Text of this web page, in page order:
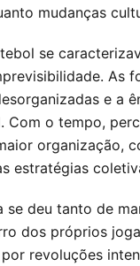
mudanças
se
As
e a
Com o tempo,
organização,
estratégias
se deu tanto de
dos próprios
revoluções